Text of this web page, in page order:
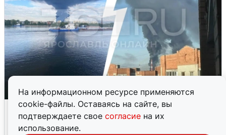
На информационном ресурсе применяются
cookie-файлы. Оставаясь на сайте, вы
подтверждаете свое согласие на их
использование.
Ночная атака БПЛА на Ярославль:
попадания и последствия